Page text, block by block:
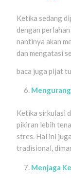
Ketika sedang
dengan
nantinya akan
dan mengatasi
baca juga pijat
Ketika sirkulasi
pikiran lebih
stres. Hal ini
tradisional,
Menjaga